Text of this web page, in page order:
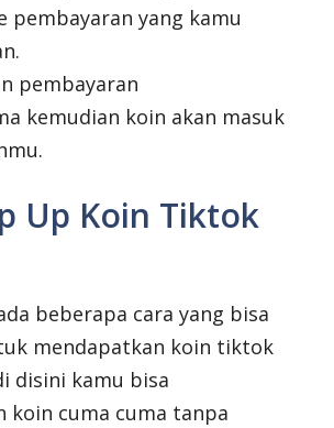
pembayaran yang kamu
pembayaran
kemudian koin akan masuk
Up Koin Tiktok
beberapa cara yang bisa
mendapatkan koin tiktok
disini kamu bisa
koin cuma cuma tanpa